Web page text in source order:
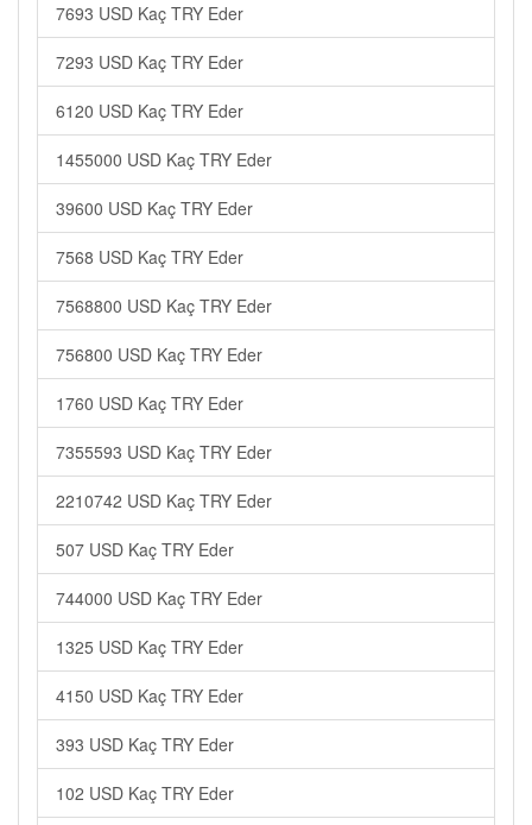
7693 USD Kaç TRY Eder
7293 USD Kaç TRY Eder
6120 USD Kaç TRY Eder
1455000 USD Kaç TRY Eder
39600 USD Kaç TRY Eder
7568 USD Kaç TRY Eder
7568800 USD Kaç TRY Eder
756800 USD Kaç TRY Eder
1760 USD Kaç TRY Eder
7355593 USD Kaç TRY Eder
2210742 USD Kaç TRY Eder
507 USD Kaç TRY Eder
744000 USD Kaç TRY Eder
1325 USD Kaç TRY Eder
4150 USD Kaç TRY Eder
393 USD Kaç TRY Eder
102 USD Kaç TRY Eder